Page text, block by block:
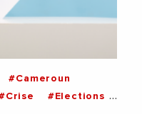
#Cameroun
#Elections